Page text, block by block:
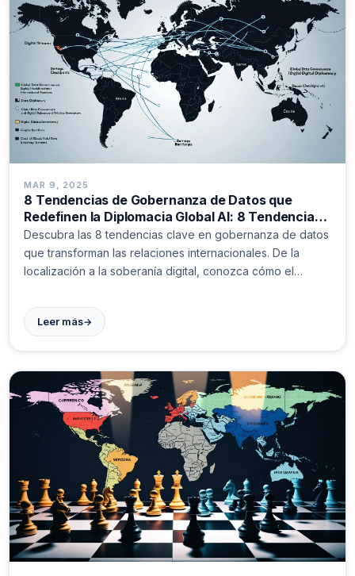
MAR 9, 2025
8 Tendencias de Gobernanza de Datos que
Redefinen la Diplomacia Global AI: 8 Tendencias
de Gobernanza de Datos que Transforman las
Relaciones Internacionales Actuales
Descubra las 8 tendencias clave en gobernanza de datos
que transforman las relaciones internacionales. De la
localización a la soberanía digital, conozca cómo el
Leer más→